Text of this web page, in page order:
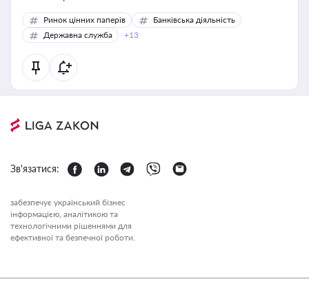
Ринок цінних паперів
Банківська діяльність
Державна служба
+13
Зв'язатися:
забезпечує український бізнес
інформацією, аналітикою та
технологічними рішеннями для
ефективної та безпечної роботи.